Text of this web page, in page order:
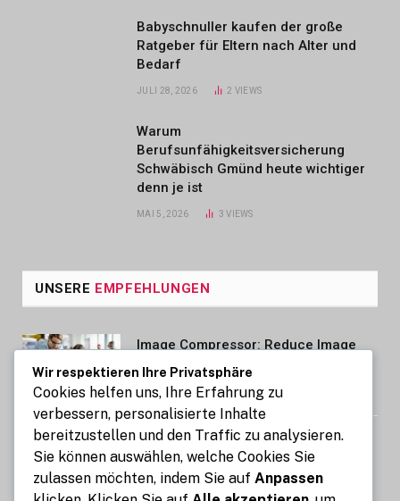
Babyschnuller kaufen der große
Ratgeber für Eltern nach Alter und
Bedarf
JULI 28, 2026 2 VIEWS
Warum
Berufsunfähigkeitsversicherung
Schwäbisch Gmünd heute wichtiger
denn je ist
MAI 5, 2026 3VIEWS
UNSERE EMPFEHLUNGEN
Image Compressor: Reduce Image
Size Without Losing Quality for Free
AUGUST 6, 2026
Auto mit Fahrer in Südindien Kosten
und wichtige Informationen
AUGUST 6, 2026
Wir respektieren Ihre Privatsphäre
Cookies helfen uns, Ihre Erfahrung zu
verbessern, personalisierte Inhalte
bereitzustellen und den Traffic zu analysieren.
Sie können auswählen, welche Cookies Sie
zulassen möchten, indem Sie auf Anpassen